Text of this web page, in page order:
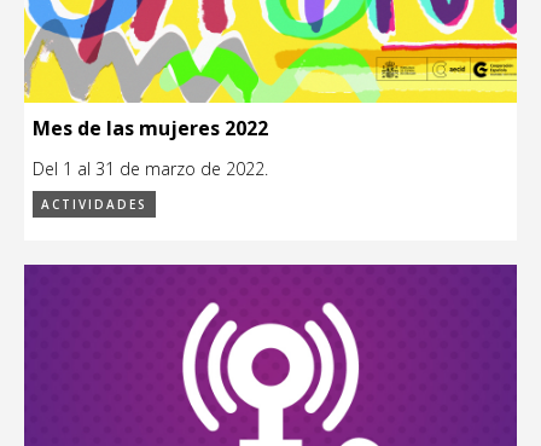
Mes de las mujeres 2022
Del 1 al 31 de marzo de 2022.
ACTIVIDADES